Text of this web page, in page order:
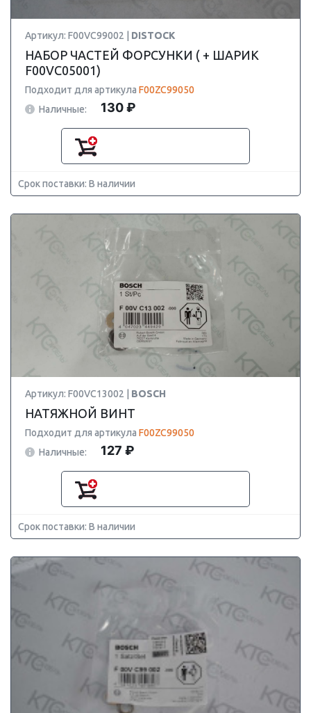
Артикул: F00VC99002 | DISTOCK
НАБОР ЧАСТЕЙ ФОРСУНКИ ( + ШАРИК
F00VC05001)
Подходит для артикула F00ZC99050
Наличные:
130 ₽
Срок поставки: В наличии
Артикул: F00VC13002 | BOSCH
НАТЯЖНОЙ ВИНТ
Подходит для артикула F00ZC99050
Наличные:
127 ₽
Срок поставки: В наличии